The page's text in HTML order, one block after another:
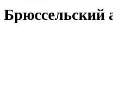
Брюссельский